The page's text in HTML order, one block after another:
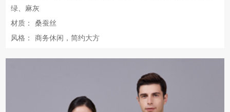
绿、麻灰
材质：
桑蚕丝
风格：
商务休闲，简约大方